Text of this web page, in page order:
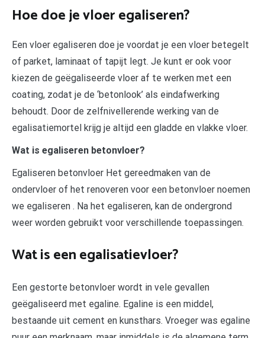
Hoe doe je vloer egaliseren?
Een vloer egaliseren doe je voordat je een vloer betegelt
of parket, laminaat of tapijt legt. Je kunt er ook voor
kiezen de geëgaliseerde vloer af te werken met een
coating, zodat je de ‘betonlook’ als eindafwerking
behoudt. Door de zelfnivellerende werking van de
egalisatiemortel krijg je altijd een gladde en vlakke vloer.
Wat is egaliseren betonvloer?
Egaliseren betonvloer Het gereedmaken van de
ondervloer of het renoveren voor een betonvloer noemen
we egaliseren . Na het egaliseren, kan de ondergrond
weer worden gebruikt voor verschillende toepassingen.
Wat is een egalisatievloer?
Een gestorte betonvloer wordt in vele gevallen
geëgaliseerd met egaline. Egaline is een middel,
bestaande uit cement en kunsthars. Vroeger was egaline